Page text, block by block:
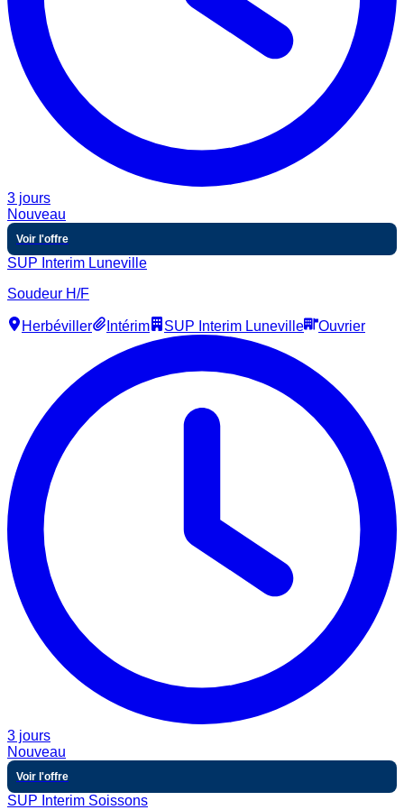
3 jours
Nouveau
Voir l'offre
SUP Interim Luneville
Soudeur H/F
Herbéviller Intérim SUP Interim Luneville Ouvrier
3 jours
Nouveau
Voir l'offre
SUP Interim Soissons